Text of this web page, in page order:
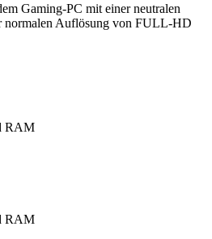
Gaming-PC mit einer neutralen
normalen Auflösung von FULL-HD
RAM
RAM